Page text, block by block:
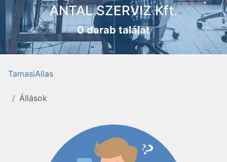
ANTAL SZERVIZ Kft.
0 darab találat
TamasiAllas
Állások